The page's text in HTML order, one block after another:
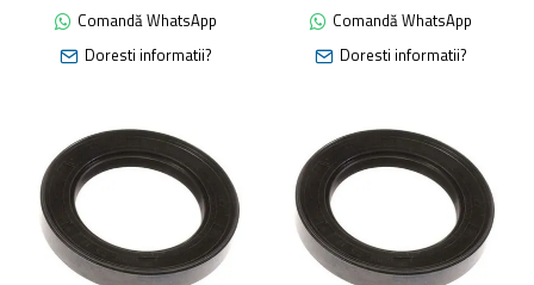
Comandă WhatsApp
Doresti informatii?
Comandă WhatsApp
Doresti informatii?